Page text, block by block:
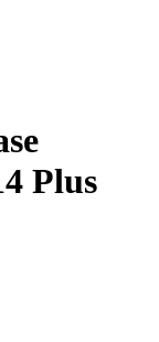
Plus